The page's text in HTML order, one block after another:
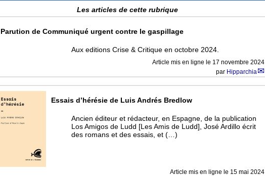
Les articles de cette rubrique
Parution de Communiqué urgent contre le gaspillage
Aux editions Crise & Critique en octobre 2024.
Article mis en ligne le 17 novembre 2024
par Hipparchia
Essais d’hérésie de Luis Andrés Bredlow
Ancien éditeur et rédacteur, en Espagne, de la publication
Los Amigos de Ludd [Les Amis de Ludd], José Ardillo écrit
des romans et des essais, et (…)
Article mis en ligne le 15 mai 2024